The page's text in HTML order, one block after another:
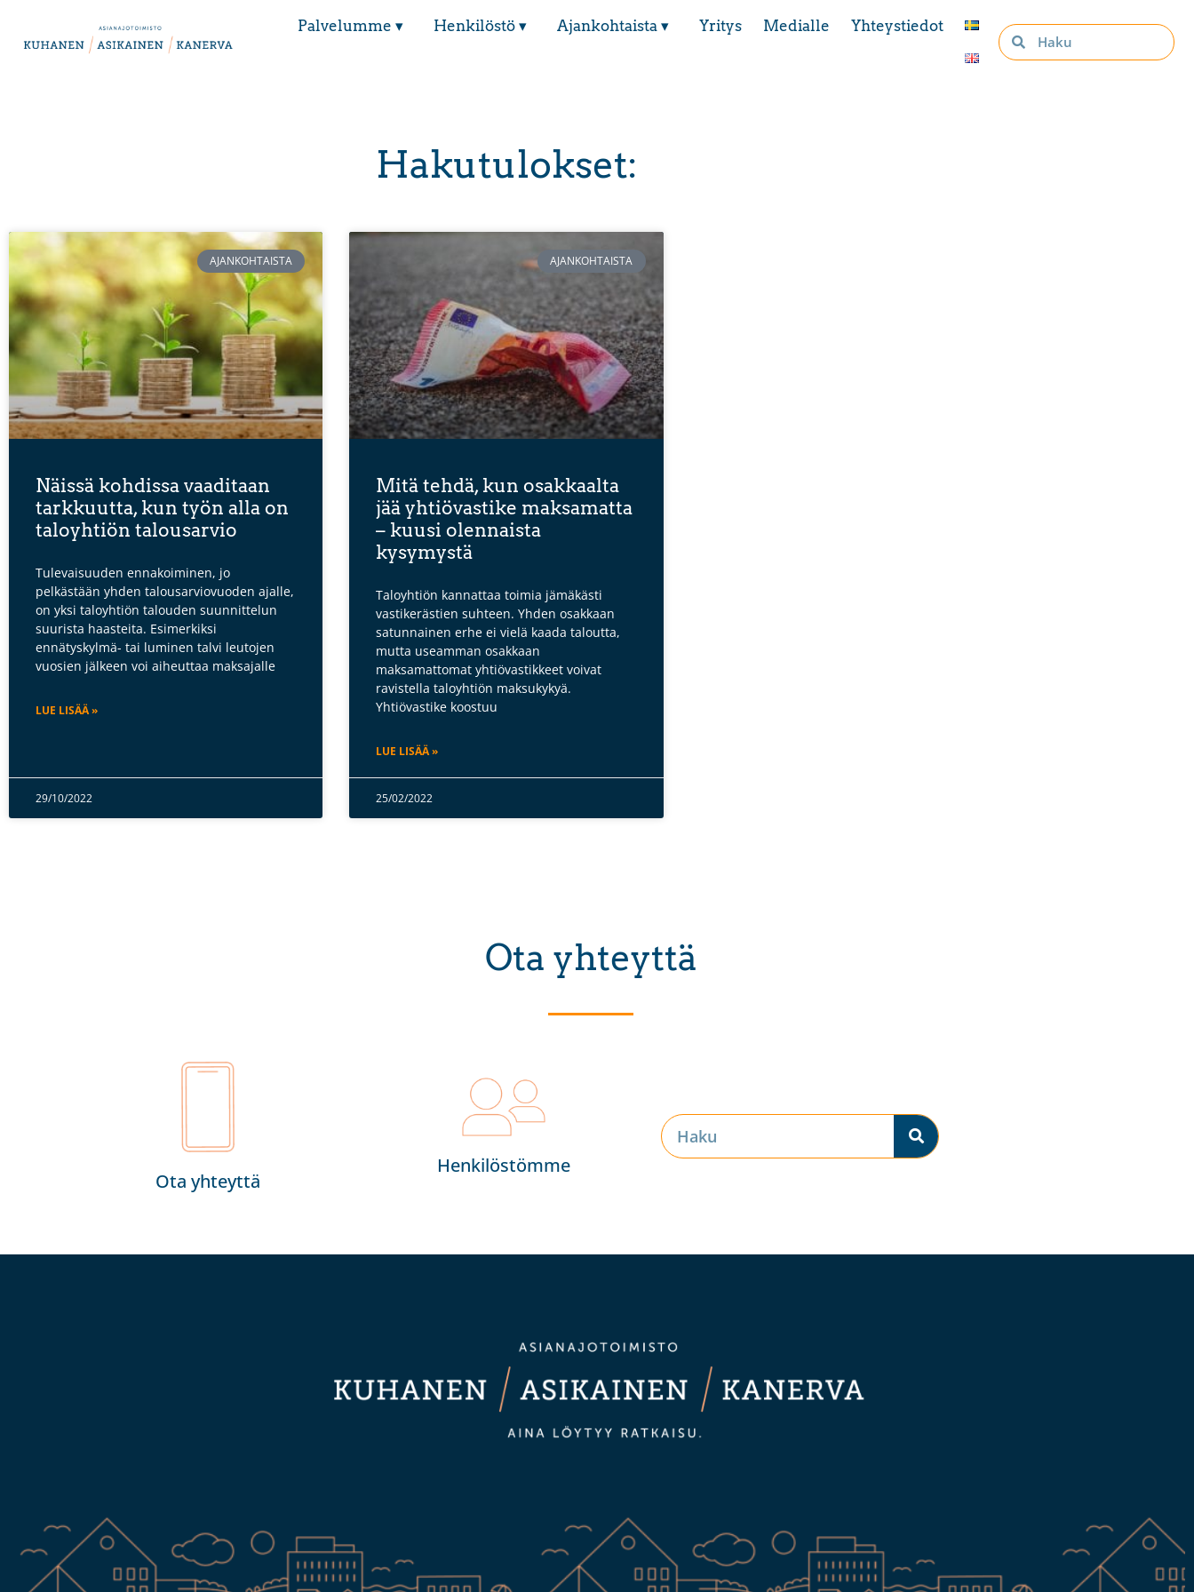
Palvelumme ▾ Henkilöstö ▾ Ajankohtaista ▾ Yritys Medialle Yhteystiedot
Hakutulokset:
AJANKOHTAISTA
Näissä kohdissa vaaditaan
tarkkuutta, kun työn alla on
taloyhtiön talousarvio
Tulevaisuuden ennakoiminen, jo
pelkästään yhden talousarviovuoden ajalle,
on yksi taloyhtiön talouden suunnittelun
suurista haasteita. Esimerkiksi
ennätyskylmä- tai luminen talvi leutojen
vuosien jälkeen voi aiheuttaa maksajalle
LUE LISÄÄ »
29/10/2022
AJANKOHTAISTA
Mitä tehdä, kun osakkaalta
jää yhtiövastike maksamatta
– kuusi olennaista
kysymystä
Taloyhtiön kannattaa toimia jämäkästi
vastikerästien suhteen. Yhden osakkaan
satunnainen erhe ei vielä kaada taloutta,
mutta useamman osakkaan
maksamattomat yhtiövastikkeet voivat
ravistella taloyhtiön maksukykyä.
Yhtiövastike koostuu
LUE LISÄÄ »
25/02/2022
Ota yhteyttä
Ota yhteyttä
Henkilöstömme